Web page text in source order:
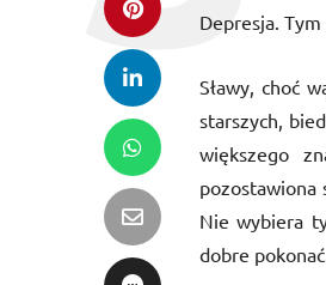
Depresja.
Sławy, choć
starszych,
większego
pozostawiona
Nie wybiera
dobre